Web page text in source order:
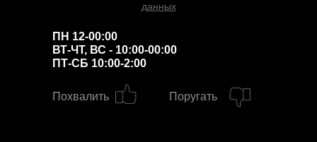
данных
Похвалить Поругать
ПН 12-00:00
ВТ-ЧТ, ВС - 10:00-00:00
ПТ-СБ 10:00-2:00